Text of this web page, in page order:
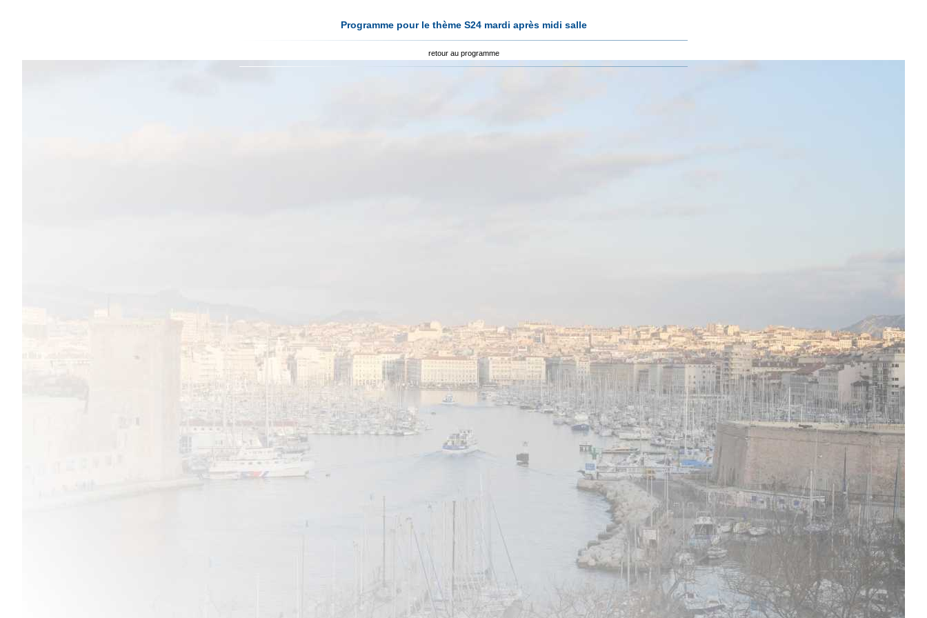
Programme pour le thème S24 mardi après midi salle
retour au programme